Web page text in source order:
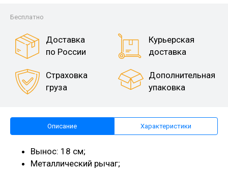
Бесплатно
Доставка
по России
Курьерская
доставка
Страховка
груза
Дополнительная
упаковка
Описание Характеристики
Вынос: 18 см;
Металлический рычаг;